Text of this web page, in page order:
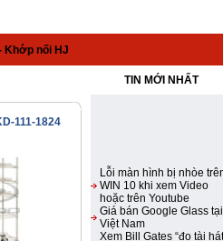
Khớp nối HJ
111-1824
TIN MỚI NHẤT
hoặc trên Youtube
Giá bán Google Glass tại
Việt Nam
Xem Bill Gates “đọ tài hát
rap” với Steve Jobs
Samsung Galaxy S III ra